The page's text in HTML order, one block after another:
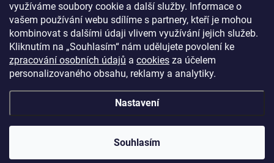
využíváme soubory cookie a další služby. Informace o
vašem používání webu sdílíme s partnery, kteří je mohou
kombinovat s dalšími údaji vlivem využívání jejich služeb.
Kliknutím na „Souhlasím“ nám udělujete povolení ke
zpracování osobních údajů a cookies za účelem
personalizovaného obsahu, reklamy a analytiky.
Nastavení
Souhlasím